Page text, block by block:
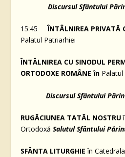
Discursul Sfântului
15:45ÎNTÂLNIREA PRIVATĂ
Palatul Patriarhiei
ÎNTÂLNIREA CU SINODUL
ORTODOXE ROMÂNE în
Discursul Sfântului
RUGĂCIUNEA TATĂL NOSTRU
Ortodoxă Salutul Sfântului
SFÂNTA LITURGHIEîn